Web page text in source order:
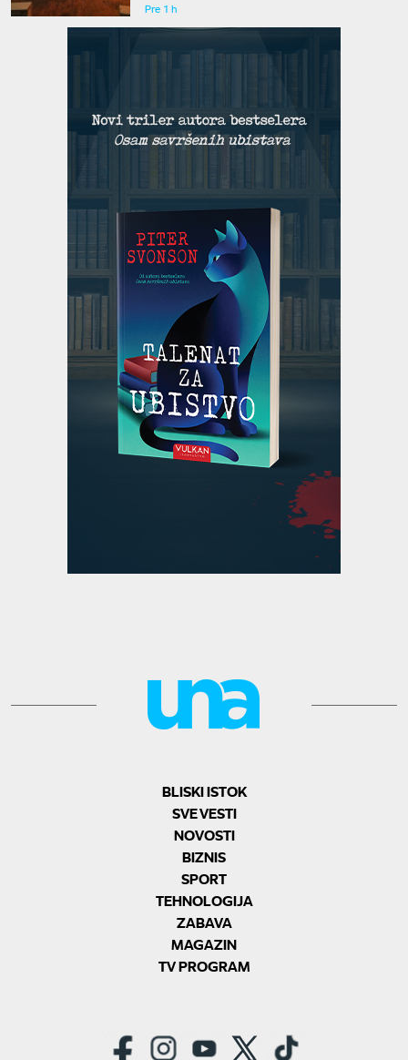
Pre 1 h
BLISKI ISTOK
SVE VESTI
NOVOSTI
BIZNIS
SPORT
TEHNOLOGIJA
ZABAVA
MAGAZIN
TV PROGRAM